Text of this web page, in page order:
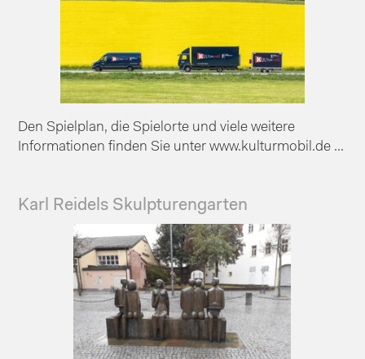
Den Spielplan, die Spielorte und viele weitere
Informationen finden Sie unter www.kulturmobil.de ...
Karl Reidels Skulpturengarten